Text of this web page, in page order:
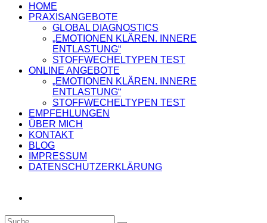
HOME
PRAXISANGEBOTE
GLOBAL DIAGNOSTICS
„EMOTIONEN KLÄREN. INNERE
ENTLASTUNG“
STOFFWECHELTYPEN TEST
ONLINE ANGEBOTE
„EMOTIONEN KLÄREN. INNERE
ENTLASTUNG“
STOFFWECHELTYPEN TEST
EMPFEHLUNGEN
ÜBER MICH
KONTAKT
BLOG
IMPRESSUM
DATENSCHUTZERKLÄRUNG